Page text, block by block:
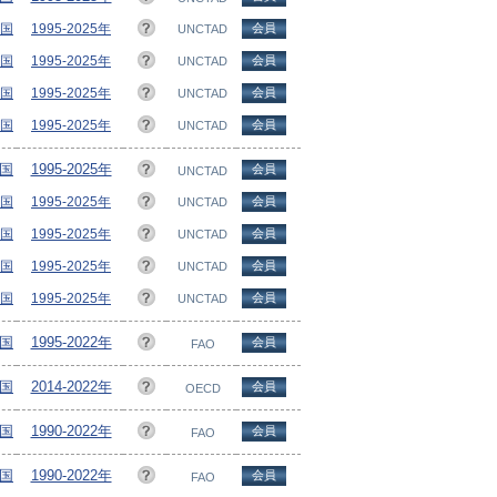
1995-2025年 UNCTAD 会員
1995-2025年 UNCTAD 会員
1995-2025年 UNCTAD 会員
1995-2025年 UNCTAD 会員
1995-2025年 UNCTAD 会員
1995-2025年 UNCTAD 会員
1995-2025年 UNCTAD 会員
1995-2025年 UNCTAD 会員
1995-2025年 UNCTAD 会員
1995-2022年 FAO 会員
2014-2022年 OECD 会員
1990-2022年 FAO 会員
1990-2022年 FAO 会員